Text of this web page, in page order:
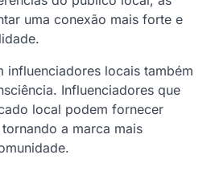
uma conexão mais forte e
influenciadores locais também
Influenciadores que
local podem fornecer
a marca mais